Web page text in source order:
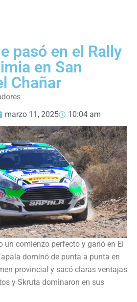
pasó en el Rally
en San
Chañar
marzo 11, 2025 10:04 am
un comienzo perfecto y ganó en El
dominó de punta a punta en
provincial y sacó claras ventajas
y Skruta dominaron en sus